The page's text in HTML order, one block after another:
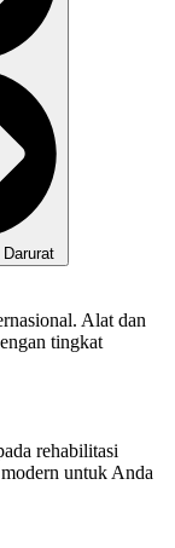
Alat dan
tingkat
rehabilitasi
untuk Anda